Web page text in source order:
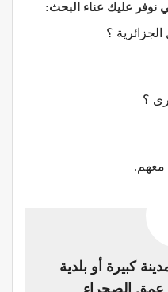
نوفر عليك عناء البحث:
؟
؟
معهم.
كبيرة أو بلدية